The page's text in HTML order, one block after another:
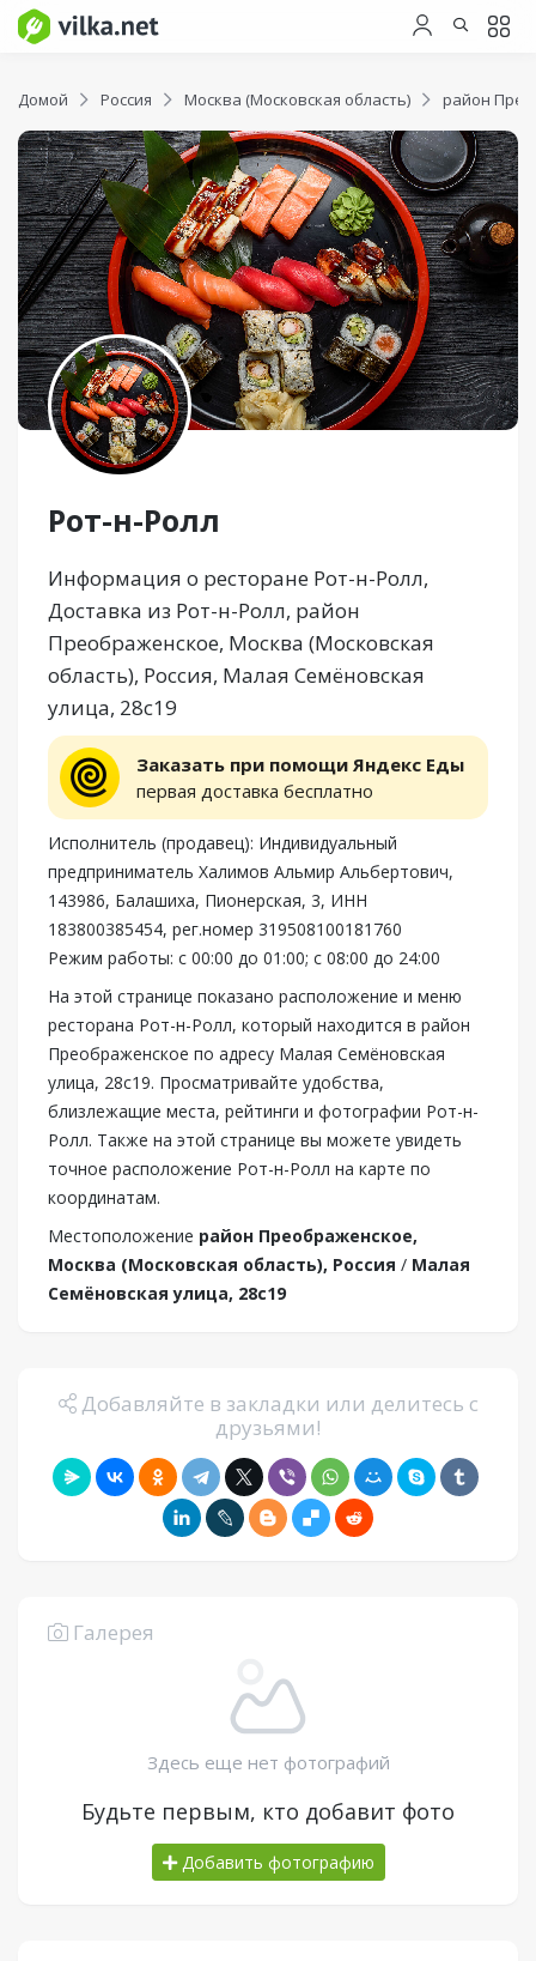
Домой Россия Москва (Московская область) район
Рот-н-Ролл
Информация о ресторане Рот-н-Ролл,
Доставка из Рот-н-Ролл, район
Преображенское, Москва (Московская
область), Россия, Малая Семёновская
улица, 28с19
Заказать при помощи Яндекс Еды
первая доставка бесплатно
Исполнитель (продавец): Индивидуальный
предприниматель Халимов Альмир Альбертович,
143986, Балашиха, Пионерская, 3, ИНН
183800385454, рег.номер 319508100181760
Режим работы: с 00:00 до 01:00; с 08:00 до 24:00
На этой странице показано расположение и меню
ресторана Рот-н-Ролл, который находится в район
Преображенское по адресу Малая Семёновская
улица, 28с19. Просматривайте удобства,
близлежащие места, рейтинги и фотографии Рот-н-
Ролл. Также на этой странице вы можете увидеть
точное расположение Рот-н-Ролл на карте по
координатам.
Местоположение район Преображенское,
Москва (Московская область), Россия / Малая
Семёновская улица, 28с19
Добавляйте в закладки или делитесь с
друзьями!
Галерея
Здесь еще нет фотографий
Будьте первым, кто добавит фото
Добавить фотографию